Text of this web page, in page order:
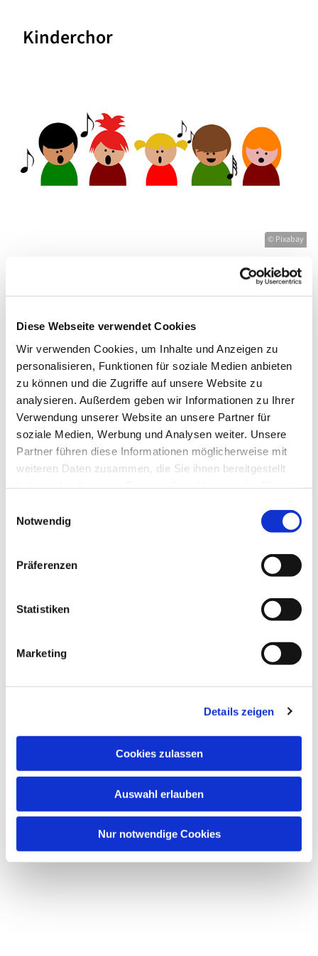
Diese Webseite verwendet Cookies
Wir verwenden Cookies, um Inhalte und Anzeigen zu
personalisieren, Funktionen für soziale Medien anbieten
zu können und die Zugriffe auf unsere Website zu
analysieren. Außerdem geben wir Informationen zu Ihrer
Verwendung unserer Website an unsere Partner für
soziale Medien, Werbung und Analysen weiter. Unsere
Partner führen diese Informationen möglicherweise mit
weiteren Daten zusammen, die Sie ihnen bereitgestellt
Notwendig
Präferenzen
Statistiken
Marketing
Details zeigen
Cookies zulassen
Auswahl erlauben
Nur notwendige Cookies
Kinderchor
© Pixabay
17:00 Uhr
Direkt im Anschluss an die Kindersing- und Spielgruppe
Dies könnte Sie auch interessieren